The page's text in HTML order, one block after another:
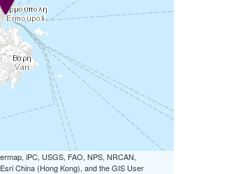
RU
iPC, USGS, FAO, NPS, NRCAN,
China (Hong Kong), and the GIS User